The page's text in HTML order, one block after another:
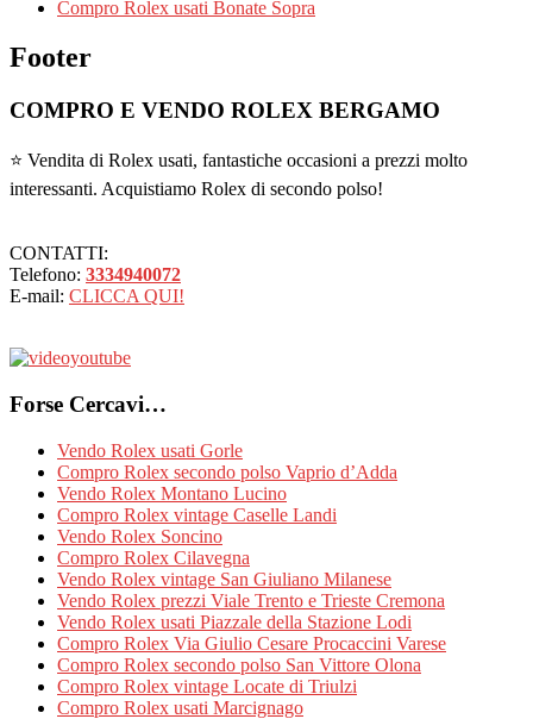
Compro Rolex usati Bonate Sopra
Footer
COMPRO E VENDO ROLEX BERGAMO
⭐ Vendita di Rolex usati, fantastiche occasioni a prezzi molto
interessanti. Acquistiamo Rolex di secondo polso!
CONTATTI:
Telefono: 3334940072
E-mail: CLICCA QUI!
Forse Cercavi…
Vendo Rolex usati Gorle
Compro Rolex secondo polso Vaprio d’Adda
Vendo Rolex Montano Lucino
Compro Rolex vintage Caselle Landi
Vendo Rolex Soncino
Compro Rolex Cilavegna
Vendo Rolex vintage San Giuliano Milanese
Vendo Rolex prezzi Viale Trento e Trieste Cremona
Vendo Rolex usati Piazzale della Stazione Lodi
Compro Rolex Via Giulio Cesare Procaccini Varese
Compro Rolex secondo polso San Vittore Olona
Compro Rolex vintage Locate di Triulzi
Compro Rolex usati Marcignago